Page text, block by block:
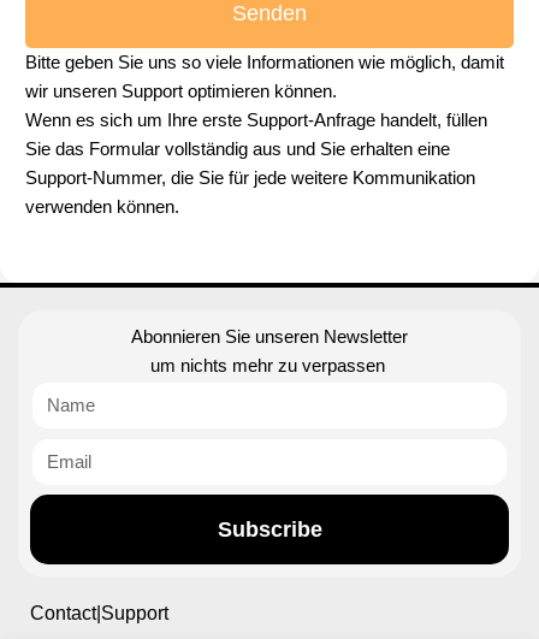
Senden
Bitte geben Sie uns so viele Informationen wie möglich, damit
wir unseren Support optimieren können.
Wenn es sich um Ihre erste Support-Anfrage handelt, füllen
Sie das Formular vollständig aus und Sie erhalten eine
Support-Nummer, die Sie für jede weitere Kommunikation
verwenden können.
Abonnieren Sie unseren Newsletter
um nichts mehr zu verpassen
Subscribe
Contact|Support